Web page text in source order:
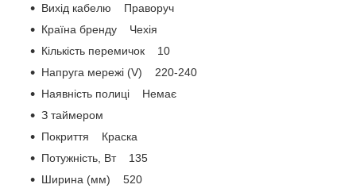
Вихід кабелю Праворуч
Країна бренду Чехія
Кількість перемичок 10
Напруга мережі (V) 220-240
Наявність полиці Немає
З таймером
Покриття Краска
Потужність, Вт 135
Ширина (мм) 520